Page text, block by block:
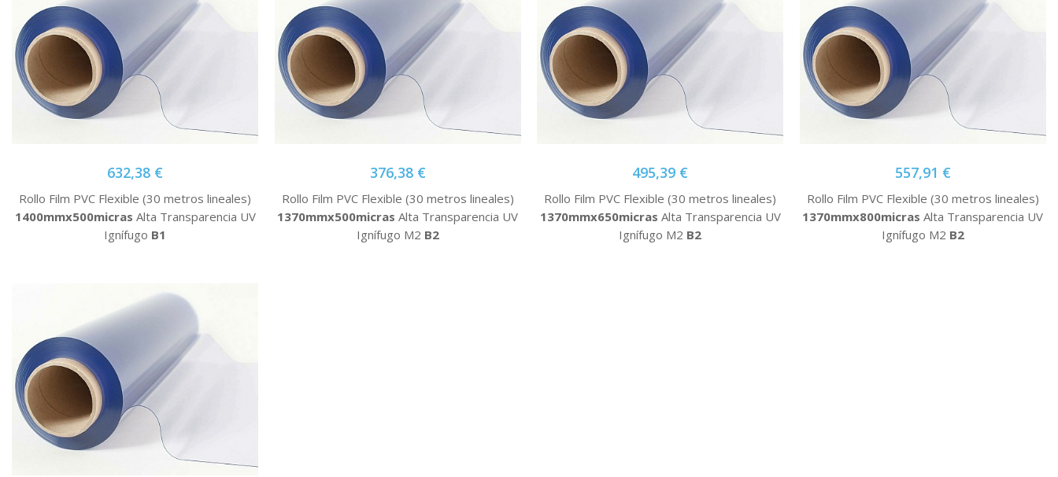
632,38 €
Rollo Film PVC Flexible (30 metros lineales)
1400mmx500micras Alta Transparencia UV
Ignífugo B1
376,38 €
Rollo Film PVC Flexible (30 metros lineales)
1370mmx500micras Alta Transparencia UV
Ignífugo M2 B2
495,39 €
Rollo Film PVC Flexible (30 metros lineales)
1370mmx650micras Alta Transparencia UV
Ignífugo M2 B2
557,91 €
Rollo Film PVC Flexible (30 metros lineales)
1370mmx800micras Alta Transparencia UV
Ignífugo M2 B2